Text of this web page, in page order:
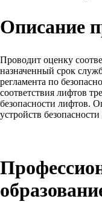
Описание
Проводит оценку
назначенный срок
регламента по
соответствия лифтов
безопасности лифтов.
устройств